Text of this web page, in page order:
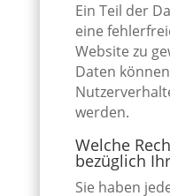
Ein Teil der
eine
Website zu
Daten
werden.
Welche
bezüglich
Sie haben